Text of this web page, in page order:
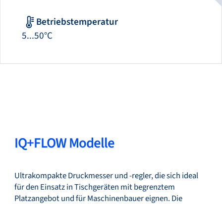
Betriebstemperatur
5...50°C
IQ+FLOW Modelle
Ultrakompakte Druckmesser und -regler, die sich ideal
für den Einsatz in Tischgeräten mit begrenztem
Platzangebot und für Maschinenbauer eignen. Die